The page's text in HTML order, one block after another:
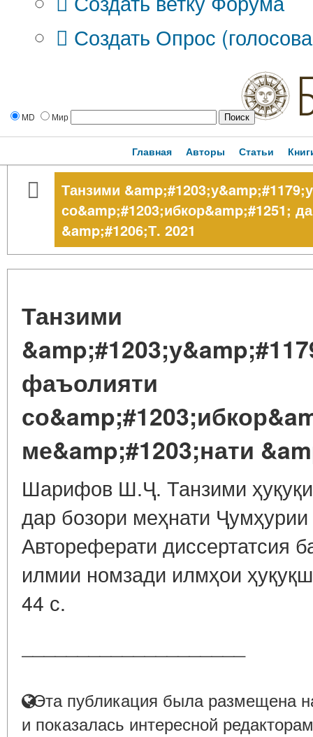
Создать Опрос
MD Мир
Главная Авторы Статьи
Танзими
со&amp;#1203;ибкор&amp;#1251;
&amp;#1206;Т. 2021
Танзими
фаъолияти
ме&amp;#1203;нати
Шарифов Ш.Ҷ. Танзими
дар бозори меҳнати Ҷумҳурии
Автореферати диссертатсия
илмии номзади илмҳои
44 с.
Эта публикация была размещена
и показалась интересной